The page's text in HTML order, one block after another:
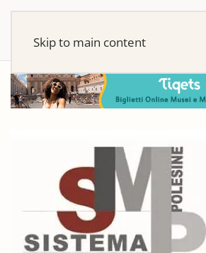
Skip to main content